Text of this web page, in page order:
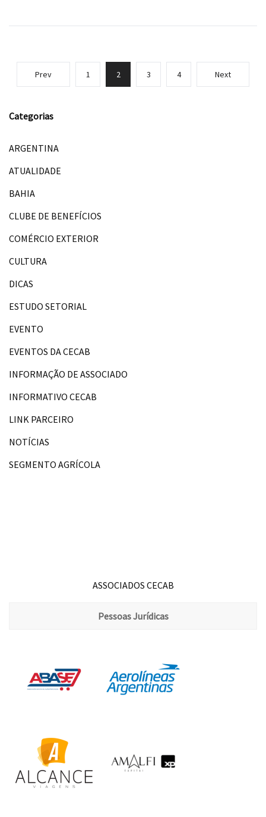
Prev 1 2 3 4 Next
Categorias
ARGENTINA
ATUALIDADE
BAHIA
CLUBE DE BENEFÍCIOS
COMÉRCIO EXTERIOR
CULTURA
DICAS
ESTUDO SETORIAL
EVENTO
EVENTOS DA CECAB
INFORMAÇÃO DE ASSOCIADO
INFORMATIVO CECAB
LINK PARCEIRO
NOTÍCIAS
SEGMENTO AGRÍCOLA
ASSOCIADOS CECAB
Pessoas Jurídicas